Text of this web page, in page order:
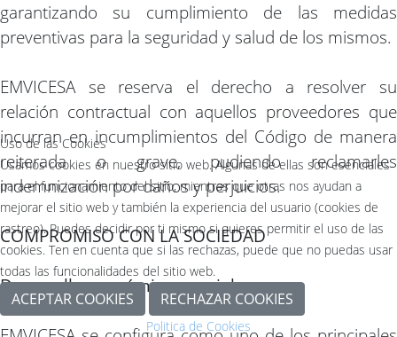
garantizando su cumplimiento de las medidas
preventivas para la seguridad y salud de los mismos.
EMVICESA se reserva el derecho a resolver su
relación contractual con aquellos proveedores que
incurran en incumplimientos del Código de manera
reiterada o grave, pudiendo reclamarles
indemnización por daños y perjuicios.
COMPROMISO CON LA SOCIEDAD
Desarrollo económico y social
Uso de las Cookies
Usamos cookies en nuestro sitio web. Algunas de ellas son esenciales
para el funcionamiento del sitio, mientras que otras nos ayudan a
mejorar el sitio web y también la experiencia del usuario (cookies de
rastreo). Puedes decidir por ti mismo si quieres permitir el uso de las
cookies. Ten en cuenta que si las rechazas, puede que no puedas usar
todas las funcionalidades del sitio web.
ACEPTAR COOKIES RECHAZAR COOKIES
Politica de Cookies